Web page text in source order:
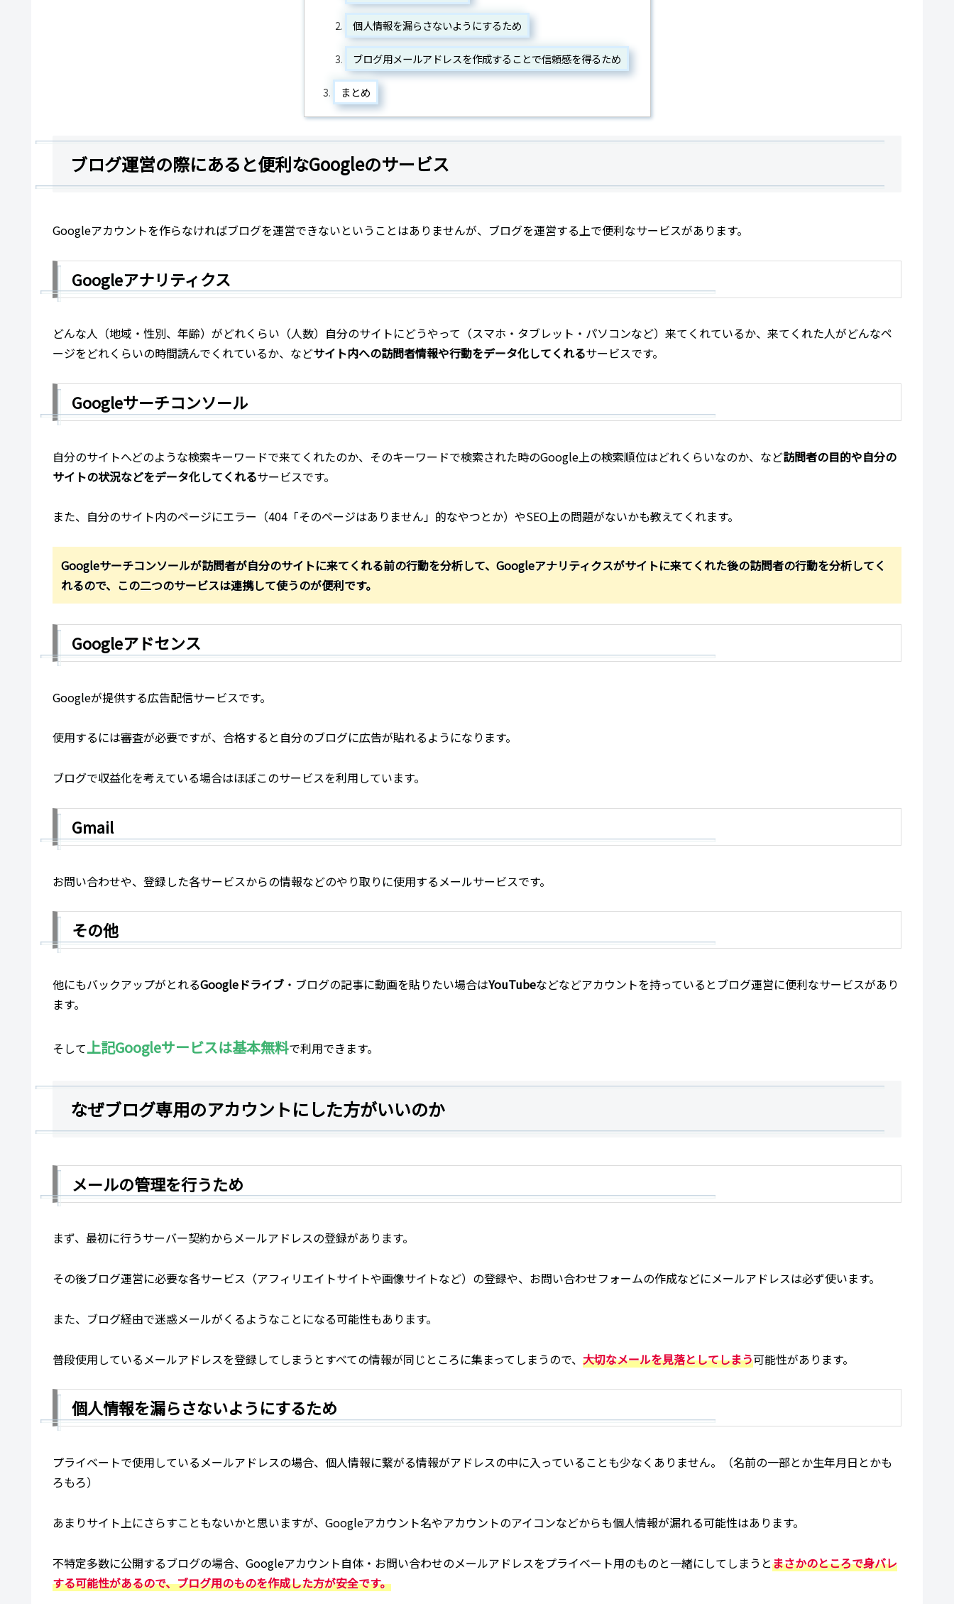
個人情報を漏らさないようにするため
ブログ用メールアドレスを作成することで信頼感を得るため
まとめ
ブログ運営の際にあると便利なGoogleのサービス
Googleアカウントを作らなければブログを運営できないということはありませんが、ブログを運営する上で便利なサービスがあります。
Googleアナリティクス
どんな人（地域・性別、年齢）がどれくらい（人数）自分のサイトにどうやって（スマホ・タブレット・パソコンなど）来てくれているか、来てくれた人がどんなペ
ージをどれくらいの時間読んでくれているか、などサイト内への訪問者情報や行動をデータ化してくれるサービスです。
Googleサーチコンソール
自分のサイトへどのような検索キーワードで来てくれたのか、そのキーワードで検索された時のGoogle上の検索順位はどれくらいなのか、など訪問者の目的や自分の
サイトの状況などをデータ化してくれるサービスです。
また、自分のサイト内のページにエラー（404「そのページはありません」的なやつとか）やSEO上の問題がないかも教えてくれます。
Googleサーチコンソールが訪問者が自分のサイトに来てくれる前の行動を分析して、Googleアナリティクスがサイトに来てくれた後の訪問者の行動を分析してく
れるので、この二つのサービスは連携して使うのが便利です。
Googleアドセンス
Googleが提供する広告配信サービスです。
使用するには審査が必要ですが、合格すると自分のブログに広告が貼れるようになります。
ブログで収益化を考えている場合はほぼこのサービスを利用しています。
Gmail
お問い合わせや、登録した各サービスからの情報などのやり取りに使用するメールサービスです。
その他
他にもバックアップがとれるGoogleドライブ・ブログの記事に動画を貼りたい場合はYouTubeなどなどアカウントを持っているとブログ運営に便利なサービスがあり
ます。
そして上記Googleサービスは基本無料で利用できます。
なぜブログ専用のアカウントにした方がいいのか
メールの管理を行うため
まず、最初に行うサーバー契約からメールアドレスの登録があります。
その後ブログ運営に必要な各サービス（アフィリエイトサイトや画像サイトなど）の登録や、お問い合わせフォームの作成などにメールアドレスは必ず使います。
また、ブログ経由で迷惑メールがくるようなことになる可能性もあります。
普段使用しているメールアドレスを登録してしまうとすべての情報が同じところに集まってしまうので、 大切なメールを見落としてしまう可能性があります。
個人情報を漏らさないようにするため
プライベートで使用しているメールアドレスの場合、個人情報に繋がる情報がアドレスの中に入っていることも少なくありません。（名前の一部とか生年月日とかも
ろもろ）
あまりサイト上にさらすこともないかと思いますが、Googleアカウント名やアカウントのアイコンなどからも個人情報が漏れる可能性はあります。
不特定多数に公開するブログの場合、Googleアカウント自体・お問い合わせのメールアドレスをプライベート用のものと一緒にしてしまうとまさかのところで身バレ
する可能性があるので、ブログ用のものを作成した方が安全です。